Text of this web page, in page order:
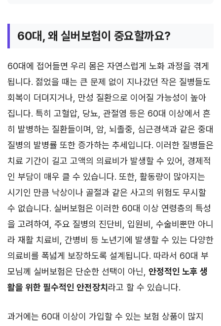
60대, 왜 실버보험이 중요할까요?
60대에 접어들면 우리 몸은 자연스럽게 노화 과정을 겪게
됩니다. 젊었을 때는 큰 문제 없이 지나갔던 작은 질병들도
회복이 더뎌지거나, 만성 질환으로 이어질 가능성이 높아
집니다. 특히 고혈압, 당뇨, 관절염 등은 60대 이상에서 흔
히 발병하는 질환들이며, 암, 뇌졸중, 심근경색과 같은 중대
질병의 발병률 또한 증가하는 추세입니다. 이러한 질병들은
치료 기간이 길고 고액의 의료비가 발생할 수 있어, 경제적
인 부담이 매우 클 수 있습니다. 또한, 활동량이 많아지는
시기인 만큼 낙상이나 골절과 같은 사고의 위험도 무시할
수 없습니다. 실버보험은 이러한 60대 이상 연령층의 특성
을 고려하여, 주요 질병의 진단비, 입원비, 수술비뿐만 아니
라 재활 치료비, 간병비 등 노년기에 발생할 수 있는 다양한
의료비를 폭넓게 보장하도록 설계됩니다. 따라서 60대 부
모님께 실버보험은 단순한 선택이 아닌, 안정적인 노후 생
활을 위한 필수적인 안전장치라고 할 수 있습니다.
과거에는 60대 이상이 가입할 수 있는 보험 상품이 많지